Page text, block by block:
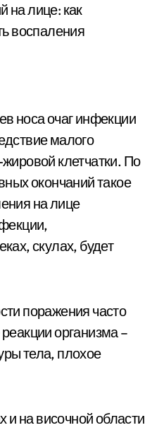
носа очаг инфекции
малого
клетчатки. По
окончаний такое
на лице
скулах, будет
поражения часто
организма –
тела, плохое
и на височной области